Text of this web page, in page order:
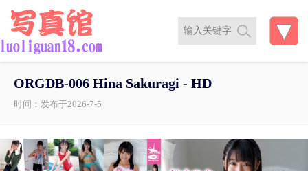
ORGDB-006 Hina Sakuragi - HD
时间：发布于2026-7-5